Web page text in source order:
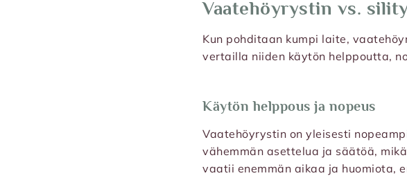
Vaatehöyrystin vs.
Kun pohditaan kumpi laite,
vertailla niiden käytön helppoutta,
Käytön helppous ja nopeus
Vaatehöyrystin on yleisesti
vähemmän asettelua ja säätöä,
vaatii enemmän aikaa ja huomiota,